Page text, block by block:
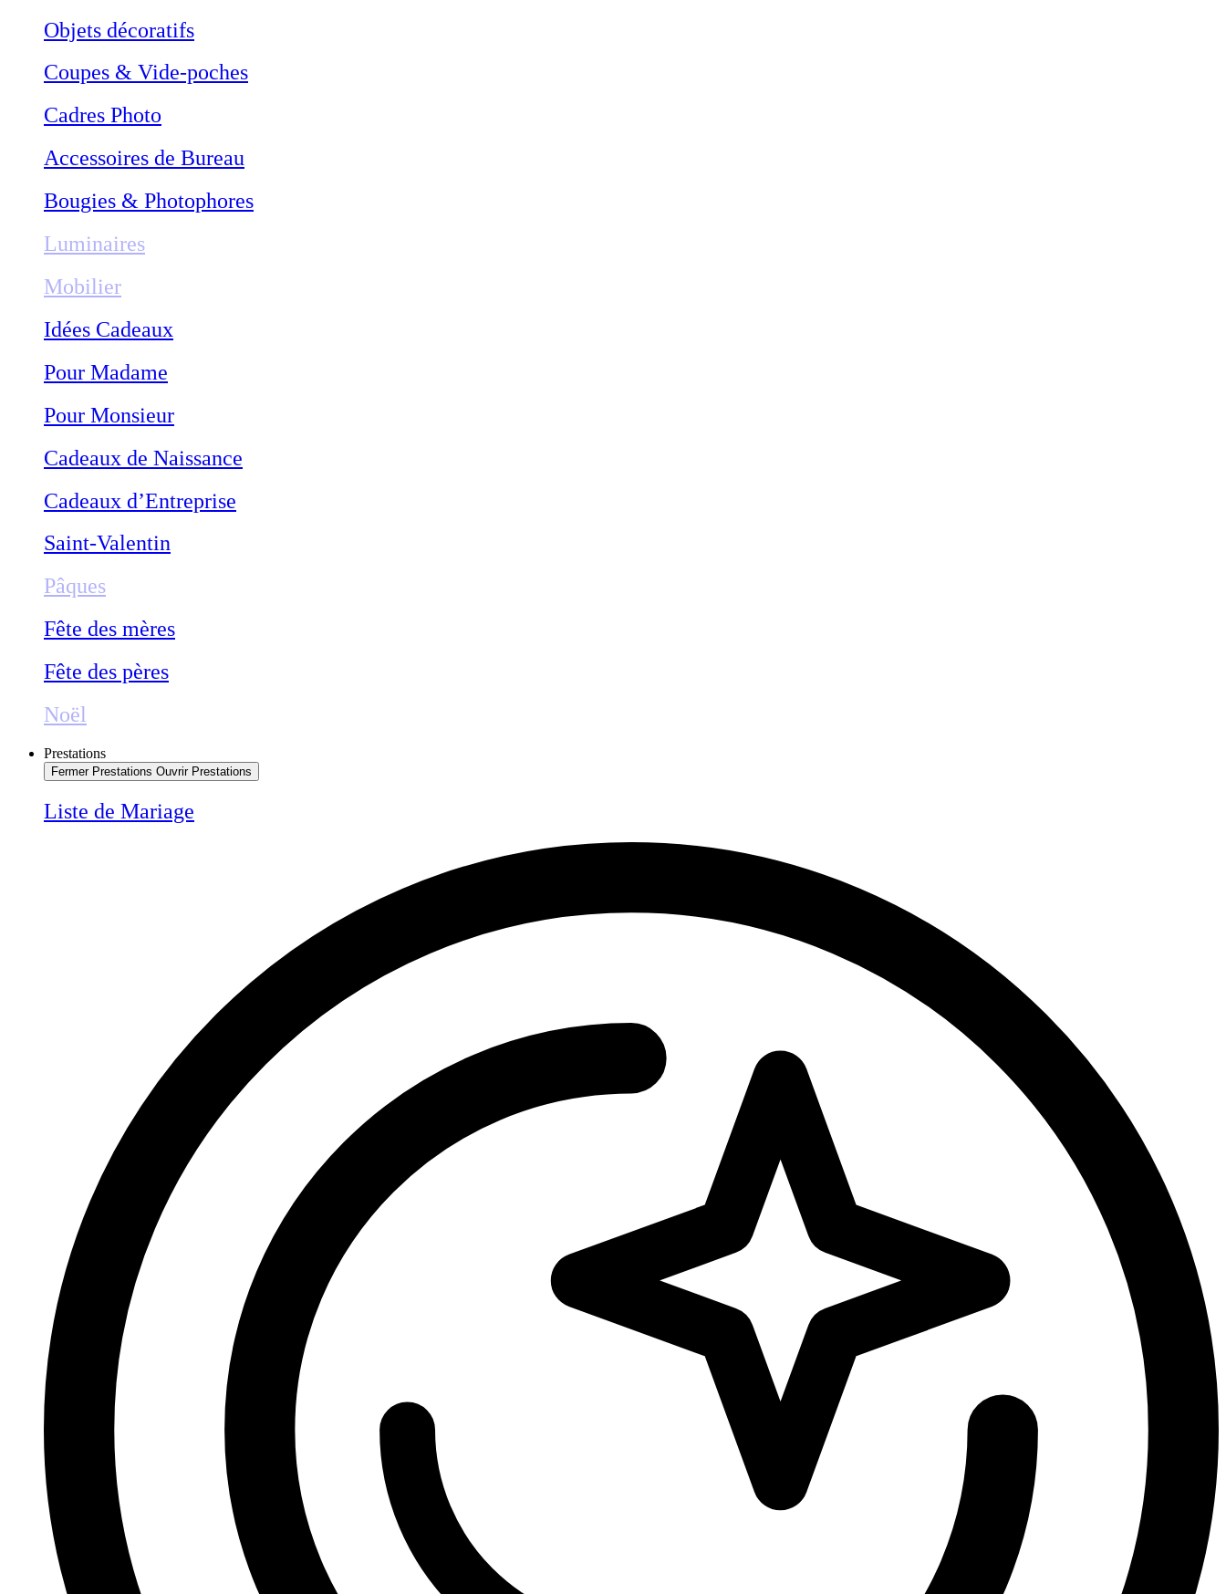
Objets décoratifs
Coupes & Vide-poches
Cadres Photo
Accessoires de Bureau
Bougies & Photophores
Luminaires
Mobilier
Idées Cadeaux
Pour Madame
Pour Monsieur
Cadeaux de Naissance
Cadeaux d’Entreprise
Saint-Valentin
Pâques
Fête des mères
Fête des pères
Noël
Prestations
Fermer Prestations Ouvrir Prestations
Liste de Mariage